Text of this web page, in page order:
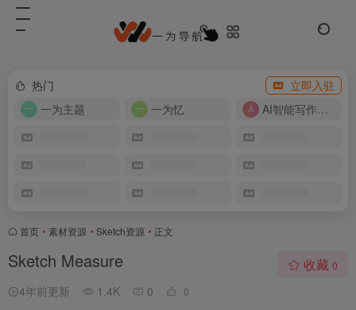
热门
立即入驻
一为主题
一为忆 AI智能写作工具
首页 • 素材资源 • Sketch资源 • 正文
Sketch Measure
4年前更新 1.4K 0 0
收藏 0